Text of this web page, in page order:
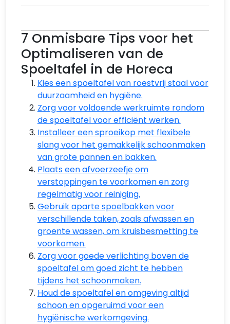
7 Onmisbare Tips voor het
Optimaliseren van de
Spoeltafel in de Horeca
Kies een spoeltafel van roestvrij staal voor
duurzaamheid en hygiëne.
Zorg voor voldoende werkruimte rondom
de spoeltafel voor efficiënt werken.
Installeer een sproeikop met flexibele
slang voor het gemakkelijk schoonmaken
van grote pannen en bakken.
Plaats een afvoerzeefje om
verstoppingen te voorkomen en zorg
regelmatig voor reiniging.
Gebruik aparte spoelbakken voor
verschillende taken, zoals afwassen en
groente wassen, om kruisbesmetting te
voorkomen.
Zorg voor goede verlichting boven de
spoeltafel om goed zicht te hebben
tijdens het schoonmaken.
Houd de spoeltafel en omgeving altijd
schoon en opgeruimd voor een
hygiënische werkomgeving.